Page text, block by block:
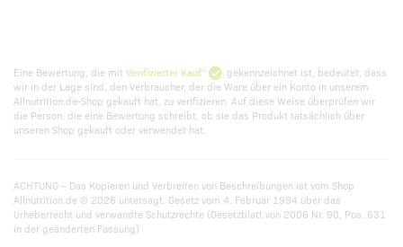
Eine Bewertung, die mit Verifizierter Kauf"
gekennzeichnet ist, bedeutet, dass
wir in der Lage sind, den Verbraucher, der die Ware über ein Konto in unserem
Allnutrition.de-Shop gekauft hat, zu verifizieren. Auf diese Weise überprüfen wir
die Person, die eine Bewertung schreibt, ob sie das Produkt tatsächlich über
unseren Shop gekauft oder verwendet hat.
ACHTUNG – Das Kopieren und Verbreiten von Beschreibungen ist vom Shop
Allnutrition.de © 2026 untersagt. Gesetz vom 4. Februar 1994 über das
Urheberrecht und verwandte Schutzrechte (Gesetzblatt von 2006 Nr. 90, Pos. 631
in der geänderten Fassung)